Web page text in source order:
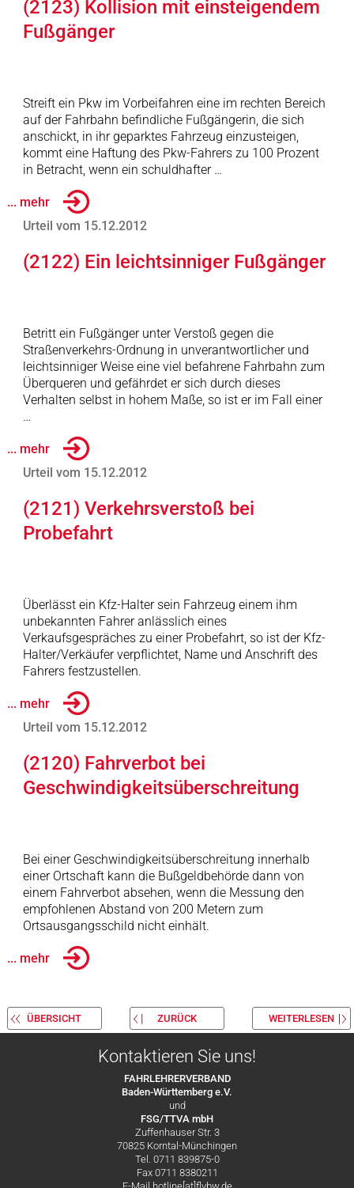
(2123) Kollision mit einsteigendem
Fußgänger
Streift ein Pkw im Vorbeifahren eine im rechten Bereich
auf der Fahrbahn befindliche Fußgängerin, die sich
anschickt, in ihr geparktes Fahrzeug einzusteigen,
kommt eine Haftung des Pkw-Fahrers zu 100 Prozent
in Betracht, wenn ein schuldhafter …
... mehr
Urteil vom 15.12.2012
(2122) Ein leichtsinniger Fußgänger
Betritt ein Fußgänger unter Verstoß gegen die
Straßenverkehrs-Ordnung in unverantwortlicher und
leichtsinniger Weise eine viel befahrene Fahrbahn zum
Überqueren und gefährdet er sich durch dieses
Verhalten selbst in hohem Maße, so ist er im Fall einer
…
... mehr
Urteil vom 15.12.2012
(2121) Verkehrsverstoß bei
Probefahrt
Überlässt ein Kfz-Halter sein Fahrzeug einem ihm
unbekannten Fahrer anlässlich eines
Verkaufsgespräches zu einer Probefahrt, so ist der Kfz-
Halter/Verkäufer verpflichtet, Name und Anschrift des
Fahrers festzustellen.
... mehr
Urteil vom 15.12.2012
(2120) Fahrverbot bei
Geschwindigkeitsüberschreitung
Bei einer Geschwindigkeitsüberschreitung innerhalb
einer Ortschaft kann die Bußgeldbehörde dann von
einem Fahrverbot absehen, wenn die Messung den
empfohlenen Abstand von 200 Metern zum
Ortsausgangsschild nicht einhält.
... mehr
ÜBERSICHT ZURÜCK WEITERLESEN
Kontaktieren Sie uns!
FAHRLEHRERVERBAND
Baden-Württemberg e.V.
und
FSG/TTVA mbH
Zuffenhauser Str. 3
70825 Korntal-Münchingen
Tel. 0711 839875-0
Fax 0711 8380211